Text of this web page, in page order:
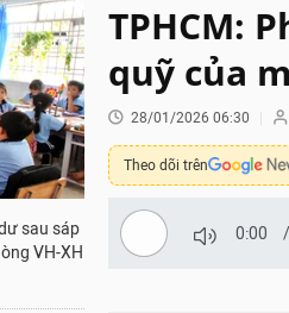
sau sáp
VH-XH
TPHCM:
quỹ của
28/01/2026 06:30
Theo dõi trên
0:00 /